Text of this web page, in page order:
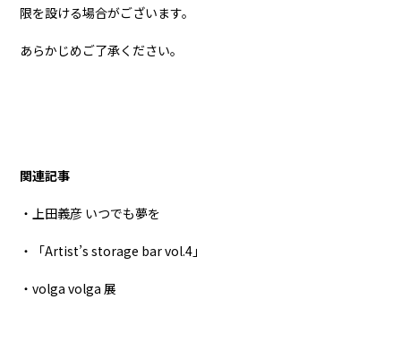
限を設ける場合がございます。
あらかじめご了承ください。
関連記事
・上田義彦 いつでも夢を
・「Artist’s storage bar vol.4」
・volga volga 展